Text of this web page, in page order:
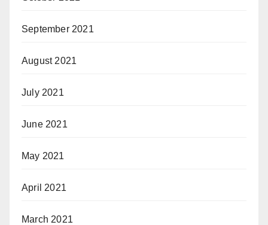
September 2021
August 2021
July 2021
June 2021
May 2021
April 2021
March 2021